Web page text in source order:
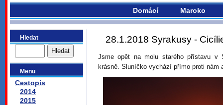
Domácí Maroko
Hledat
Menu
Cestopis
2014
2015
28.1.2018 Syrakusy -
Jsme opět na molu starého přístavu v
krásně. Sluníčko vychází přímo proti nám